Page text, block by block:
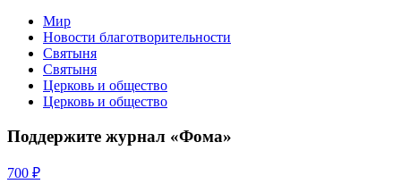
Мир
Новости благотворительности
Святыня
Святыня
Церковь и общество
Церковь и общество
Поддержите журнал «Фома»
700 ₽